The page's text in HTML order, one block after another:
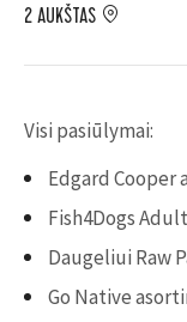
2 AUKŠTAS
Visi pasiūlymai:
Edgard Cooper
Fish4Dogs
Daugeliui Raw
Go Native